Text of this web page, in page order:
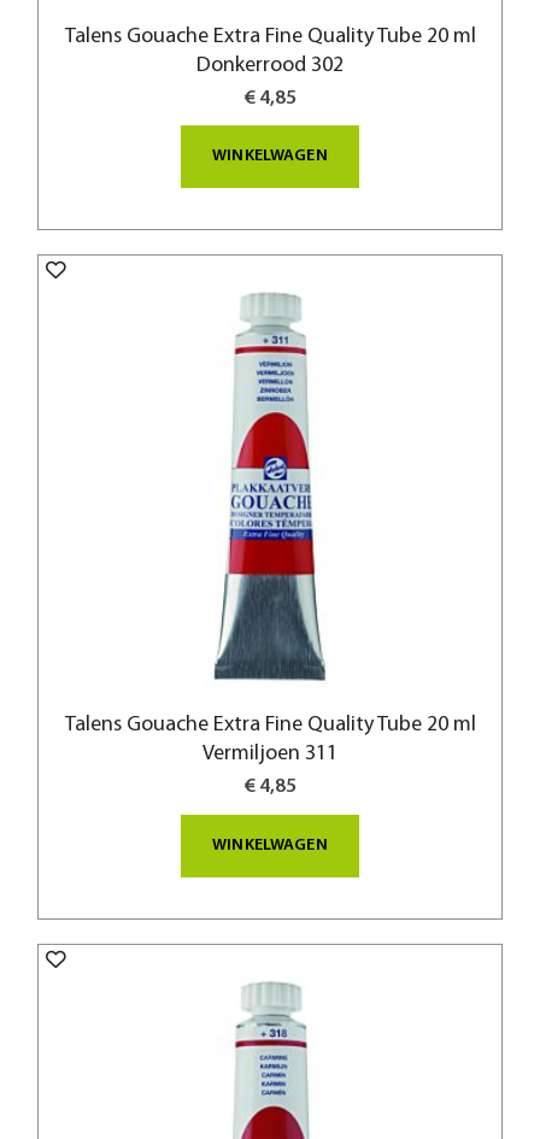
Talens Gouache Extra Fine Quality Tube 20 ml
Donkerrood 302
€ 4,85
WINKELWAGEN
Talens Gouache Extra Fine Quality Tube 20 ml
Vermiljoen 311
€ 4,85
WINKELWAGEN